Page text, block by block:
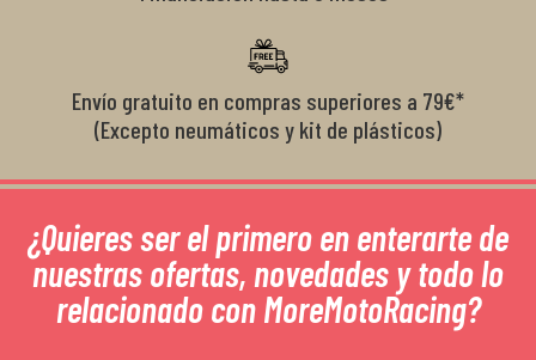
Envío gratuito en compras superiores a 79€*
(Excepto neumáticos y kit de plásticos)
¿Quieres ser el primero en enterarte de
nuestras ofertas, novedades y todo lo
relacionado con MoreMotoRacing?